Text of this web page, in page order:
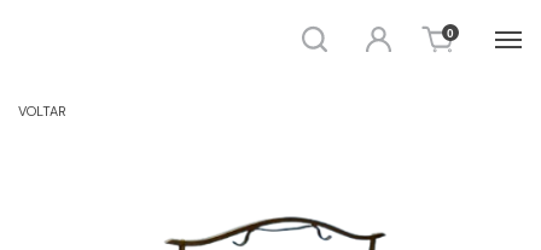
Busca Entrar 0
VOLTAR